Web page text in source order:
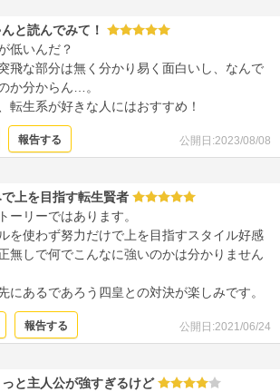
と読んでみて！
低いんだ？
飛な部分は無く分かり易く面白いし、なんで
か分からん…。
転生系が好きな人にはおすすめ！
公開日:2023/08/08
報告する
上を目指す転生賢者
ーリーではあります。
を使わず努力だけで上を目指すスタイル好感
無しで何でこんなに強いのかは分かりません
にあるであろう四皇との対決が楽しみです。
公開日:2021/06/24
報告する
っと主人公が強すぎるけど